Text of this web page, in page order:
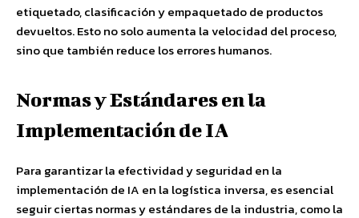
etiquetado, clasificación y empaquetado de productos
devueltos. Esto no solo aumenta la velocidad del proceso,
sino que también reduce los errores humanos.
Normas y Estándares en la
Implementación de IA
Para garantizar la efectividad y seguridad en la
implementación de IA en la logística inversa, es esencial
seguir ciertas normas y estándares de la industria, como la